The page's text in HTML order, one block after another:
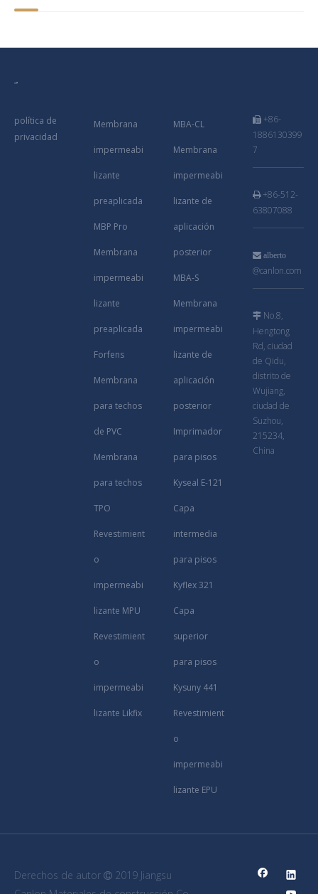
política de
privacidad
Membrana
impermeabi
lizante
preaplicada
MBP Pro
Membrana
impermeabi
lizante
preaplicada
Forfens
Membrana
para techos
de PVC
Membrana
para techos
TPO
Revestimient
o
impermeabi
lizante MPU
Revestimient
o
impermeabi
lizante Likfix
MBA-CL
Membrana
impermeabi
lizante de
aplicación
posterior
MBA-S
Membrana
impermeabi
lizante de
aplicación
posterior
Imprimador
para pisos
Kyseal E-121
Capa
intermedia
para pisos
Kyflex 321
Capa
superior
para pisos
Kysuny 441
Revestimient
o
impermeabi
lizante EPU
 +86-
1886130399
7
+86-512-
63807088
 alberto
@canlon.com
 No.8,
Hengtong
Rd, ciudad
de Qidu,
distrito de
Wujiang,
ciudad de
Suzhou,
215234,
China
Derechos de autor  2019 Jiangsu